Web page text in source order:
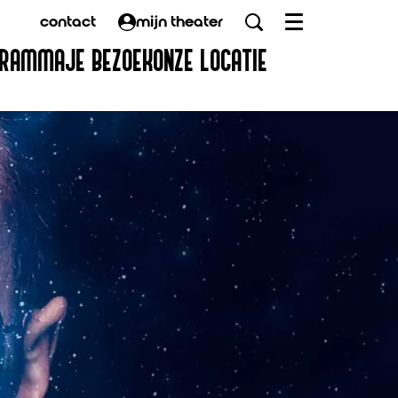
contact mijn theater
JE BEZOEK ONZE LOCATIE
Menu